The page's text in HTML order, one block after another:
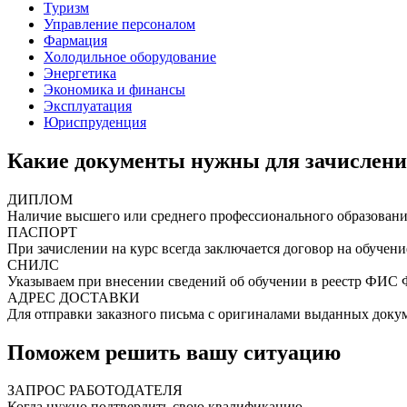
Туризм
Управление персоналом
Фармация
Холодильное оборудование
Энергетика
Экономика и финансы
Эксплуатация
Юриспруденция
Какие документы нужны для
ДИПЛОМ
Наличие высшего или среднего профессионального
ПАСПОРТ
При зачислении на курс всегда заключается договор на
СНИЛС
Указываем при внесении сведений об обучении в реестр
АДРЕС ДОСТАВКИ
Для отправки заказного письма с оригиналами выданных
Поможем решить вашу ситуацию
ЗАПРОС РАБОТОДАТЕЛЯ